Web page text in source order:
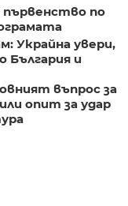
първенство по
Украйна увери,
България и
въпрос за
опит за удар